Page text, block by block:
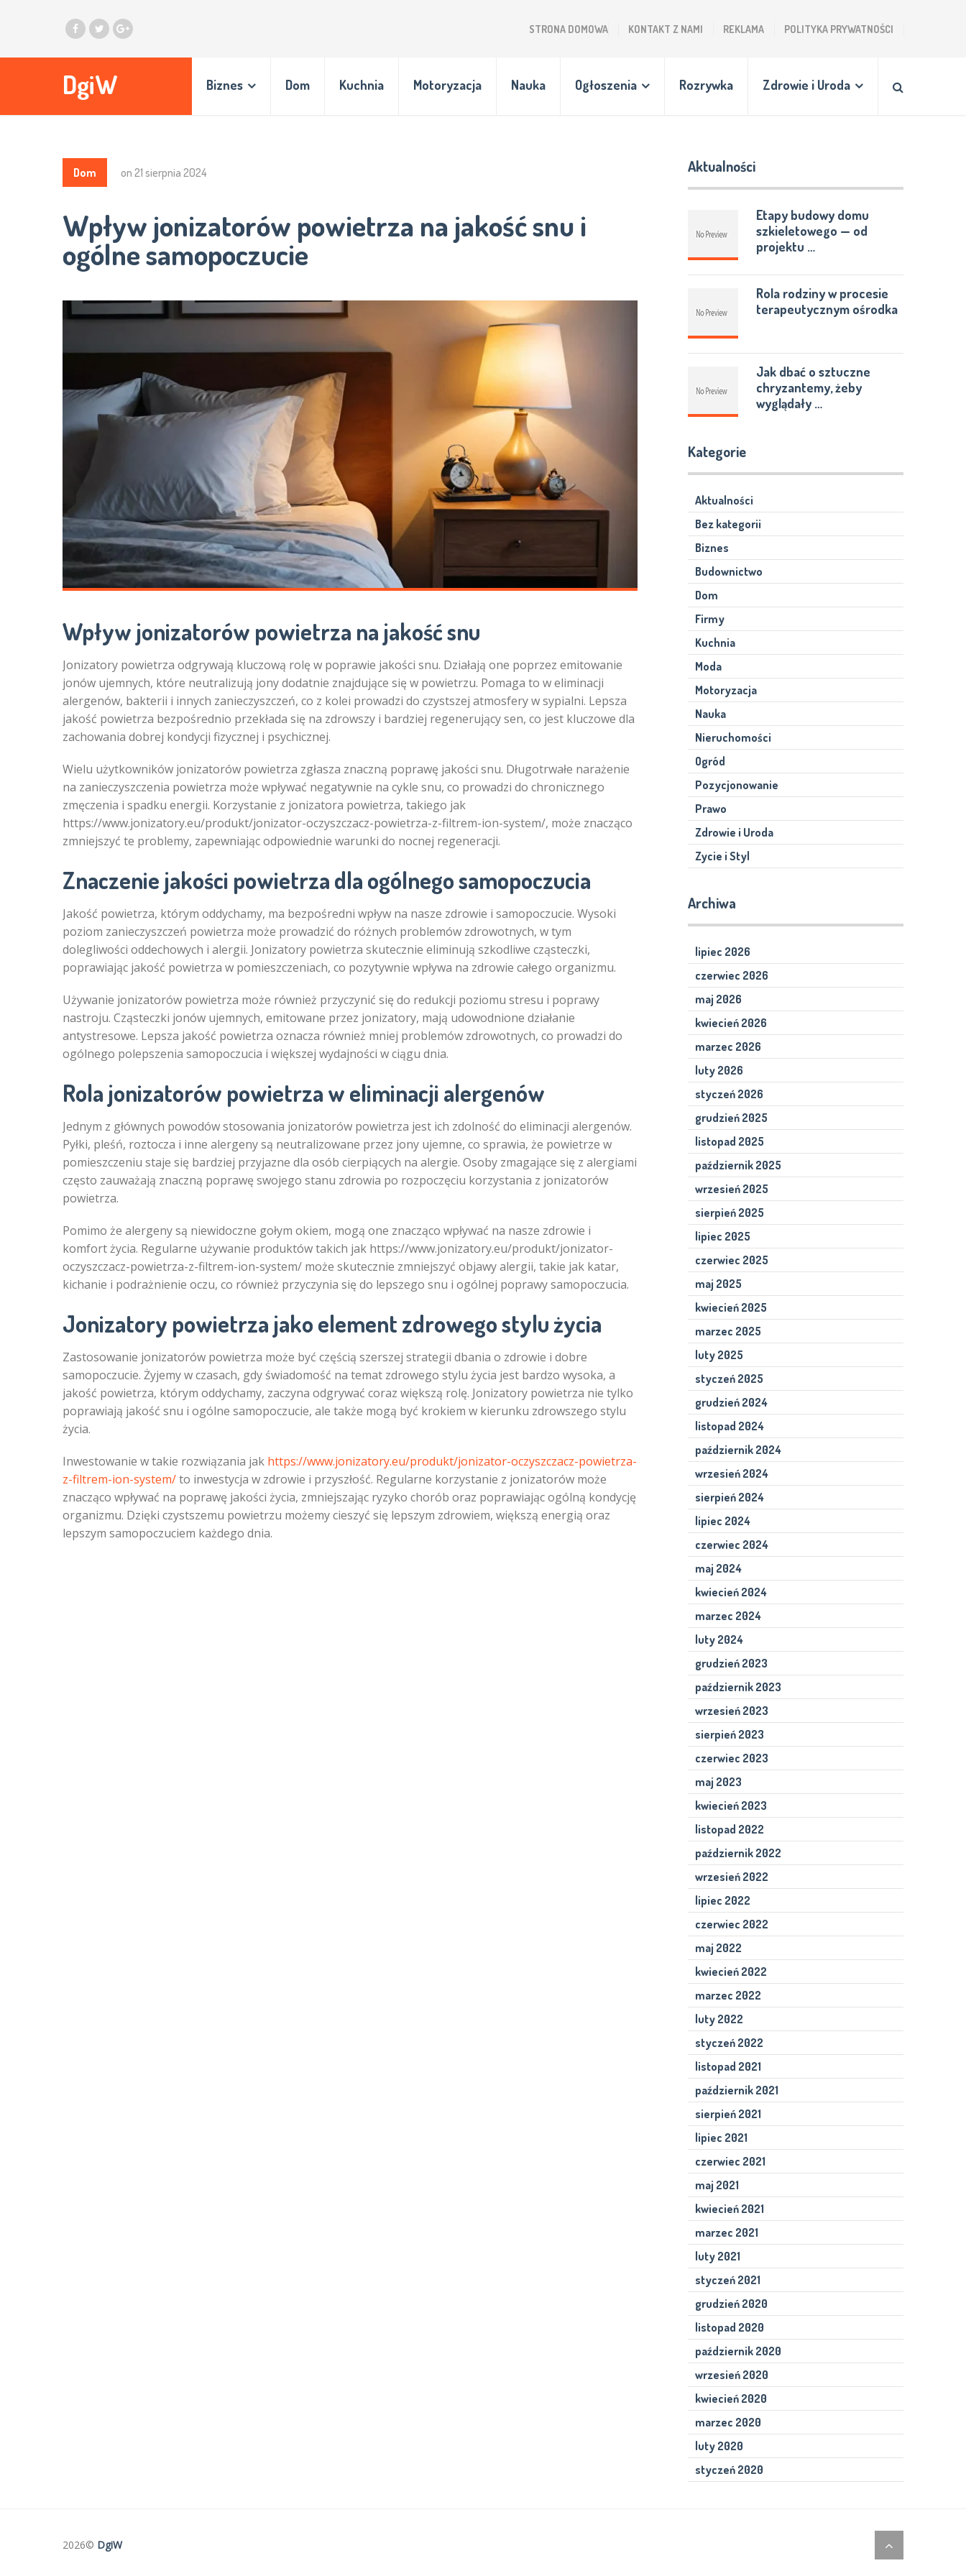
STRONA DOMOWA KONTAKT Z NAMI REKLAMA POLITYKA PRYWATNOŚCI
DgiW Biznes Dom Kuchnia Motoryzacja Nauka Ogłoszenia Rozrywka Zdrowie i Uroda
Dom on 21 sierpnia 2024
Wpływ jonizatorów powietrza na jakość snu i
ogólne samopoczucie
Wpływ jonizatorów powietrza na jakość snu
Jonizatory powietrza odgrywają kluczową rolę w poprawie jakości snu. Działają one poprzez emitowanie
jonów ujemnych, które neutralizują jony dodatnie znajdujące się w powietrzu. Pomaga to w eliminacji
alergenów, bakterii i innych zanieczyszczeń, co z kolei prowadzi do czystszej atmosfery w sypialni. Lepsza
jakość powietrza bezpośrednio przekłada się na zdrowszy i bardziej regenerujący sen, co jest kluczowe dla
zachowania dobrej kondycji fizycznej i psychicznej.
Wielu użytkowników jonizatorów powietrza zgłasza znaczną poprawę jakości snu. Długotrwałe narażenie
na zanieczyszczenia powietrza może wpływać negatywnie na cykle snu, co prowadzi do chronicznego
zmęczenia i spadku energii. Korzystanie z jonizatora powietrza, takiego jak
https://www.jonizatory.eu/produkt/jonizator-oczyszczacz-powietrza-z-filtrem-ion-system/, może znacząco
zmniejszyć te problemy, zapewniając odpowiednie warunki do nocnej regeneracji.
Znaczenie jakości powietrza dla ogólnego samopoczucia
Jakość powietrza, którym oddychamy, ma bezpośredni wpływ na nasze zdrowie i samopoczucie. Wysoki
poziom zanieczyszczeń powietrza może prowadzić do różnych problemów zdrowotnych, w tym
dolegliwości oddechowych i alergii. Jonizatory powietrza skutecznie eliminują szkodliwe cząsteczki,
poprawiając jakość powietrza w pomieszczeniach, co pozytywnie wpływa na zdrowie całego organizmu.
Używanie jonizatorów powietrza może również przyczynić się do redukcji poziomu stresu i poprawy
nastroju. Cząsteczki jonów ujemnych, emitowane przez jonizatory, mają udowodnione działanie
antystresowe. Lepsza jakość powietrza oznacza również mniej problemów zdrowotnych, co prowadzi do
ogólnego polepszenia samopoczucia i większej wydajności w ciągu dnia.
Rola jonizatorów powietrza w eliminacji alergenów
Jednym z głównych powodów stosowania jonizatorów powietrza jest ich zdolność do eliminacji alergenów.
Pyłki, pleśń, roztocza i inne alergeny są neutralizowane przez jony ujemne, co sprawia, że powietrze w
pomieszczeniu staje się bardziej przyjazne dla osób cierpiących na alergie. Osoby zmagające się z alergiami
często zauważają znaczną poprawę swojego stanu zdrowia po rozpoczęciu korzystania z jonizatorów
powietrza.
Pomimo że alergeny są niewidoczne gołym okiem, mogą one znacząco wpływać na nasze zdrowie i
komfort życia. Regularne używanie produktów takich jak https://www.jonizatory.eu/produkt/jonizator-
oczyszczacz-powietrza-z-filtrem-ion-system/ może skutecznie zmniejszyć objawy alergii, takie jak katar,
kichanie i podrażnienie oczu, co również przyczynia się do lepszego snu i ogólnej poprawy samopoczucia.
Jonizatory powietrza jako element zdrowego stylu życia
Zastosowanie jonizatorów powietrza może być częścią szerszej strategii dbania o zdrowie i dobre
samopoczucie. Żyjemy w czasach, gdy świadomość na temat zdrowego stylu życia jest bardzo wysoka, a
jakość powietrza, którym oddychamy, zaczyna odgrywać coraz większą rolę. Jonizatory powietrza nie tylko
poprawiają jakość snu i ogólne samopoczucie, ale także mogą być krokiem w kierunku zdrowszego stylu
życia.
Inwestowanie w takie rozwiązania jak https://www.jonizatory.eu/produkt/jonizator-oczyszczacz-powietrza-
z-filtrem-ion-system/to inwestycja w zdrowie i przyszłość. Regularne korzystanie z jonizatorów może
znacząco wpływać na poprawę jakości życia, zmniejszając ryzyko chorób oraz poprawiając ogólną kondycję
organizmu. Dzięki czystszemu powietrzu możemy cieszyć się lepszym zdrowiem, większą energią oraz
lepszym samopoczuciem każdego dnia.
Aktualności
Etapy budowy domu
szkieletowego — od
projektu …
Rola rodziny w procesie
terapeutycznym ośrodka
Jak dbać o sztuczne
chryzantemy, żeby
wyglądały …
Kategorie
Aktualności
Bez kategorii
Biznes
Budownictwo
Dom
Firmy
Kuchnia
Moda
Motoryzacja
Nauka
Nieruchomości
Ogród
Pozycjonowanie
Prawo
Zdrowie i Uroda
Zycie i Styl
Archiwa
lipiec 2026
czerwiec 2026
maj 2026
kwiecień 2026
marzec 2026
luty 2026
styczeń 2026
grudzień 2025
listopad 2025
październik 2025
wrzesień 2025
sierpień 2025
lipiec 2025
czerwiec 2025
maj 2025
kwiecień 2025
marzec 2025
luty 2025
styczeń 2025
grudzień 2024
listopad 2024
październik 2024
wrzesień 2024
sierpień 2024
lipiec 2024
czerwiec 2024
maj 2024
kwiecień 2024
marzec 2024
luty 2024
grudzień 2023
październik 2023
wrzesień 2023
sierpień 2023
czerwiec 2023
maj 2023
kwiecień 2023
listopad 2022
październik 2022
wrzesień 2022
lipiec 2022
czerwiec 2022
maj 2022
kwiecień 2022
marzec 2022
luty 2022
styczeń 2022
listopad 2021
październik 2021
sierpień 2021
lipiec 2021
czerwiec 2021
maj 2021
kwiecień 2021
marzec 2021
luty 2021
styczeń 2021
grudzień 2020
listopad 2020
październik 2020
wrzesień 2020
kwiecień 2020
marzec 2020
luty 2020
styczeń 2020
2026© DgiW